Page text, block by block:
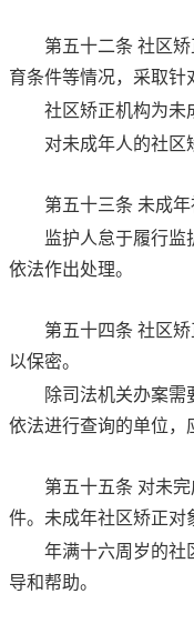
第五十二条 社区
育条件等情况，采取针
社区矫正机构为未
对未成年人的社区
第五十三条 未成
监护人怠于履行
依法作出处理。
第五十四条 社区
以保密。
除司法机关办案
依法进行查询的单位，
第五十五条 对未
件。未成年社区矫正对
年满十六周岁的社
导和帮助。